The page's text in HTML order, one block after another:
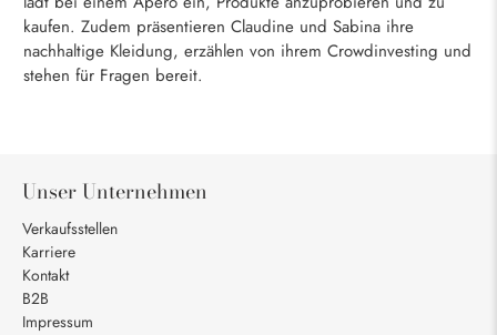
kaufen. Zudem präsentieren Claudine und Sabina ihre
nachhaltige Kleidung, erzählen von ihrem Crowdinvesting und
stehen für Fragen bereit.
Unser Unternehmen
Verkaufsstellen
Karriere
Kontakt
B2B
Impressum